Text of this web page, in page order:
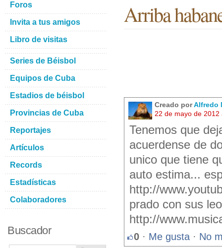
Arriba
Creado porAlfredo
22 de mayo de 2012
Tenemos que
acuerdense de
unico que tiene
auto estima...
http://
prado con sus
http://
0 · Me gusta · No
Foros
Invita a tus amigos
Libro de visitas
Series de Béisbol
Equipos de Cuba
Estadios de béisbol
Provincias de Cuba
Reportajes
Artículos
Records
Estadísticas
Colaboradores
Buscador